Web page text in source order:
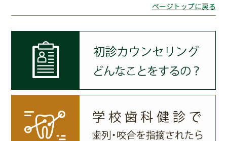
ページトップに戻る